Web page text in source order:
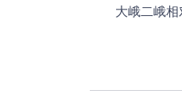
大峨二峨相